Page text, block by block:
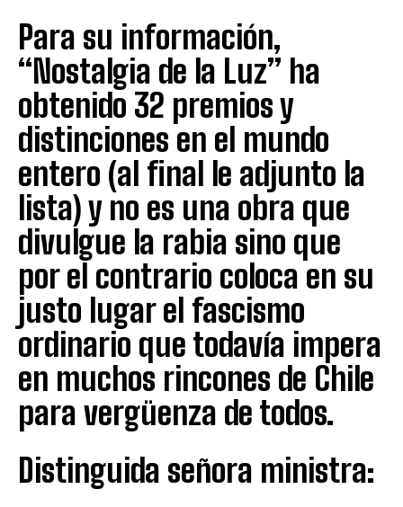
Para su información,
“Nostalgia de la Luz” ha
obtenido 32 premios y
distinciones en el mundo
entero (al final le adjunto la
lista) y no es una obra que
divulgue la rabia sino que
por el contrario coloca en su
justo lugar el fascismo
ordinario que todavía impera
en muchos rincones de Chile
para vergüenza de todos.
Distinguida señora ministra: